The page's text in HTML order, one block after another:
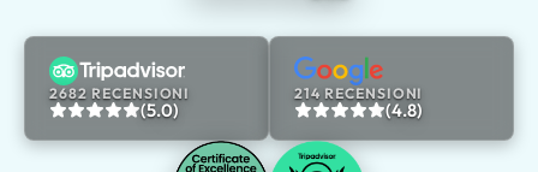
2682 RECENSIONI
(5.0)
214 RECENSIONI
(4.8)